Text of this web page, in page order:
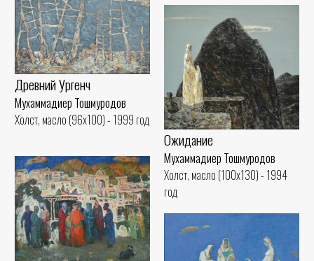
Древний Ургенч
Мухаммадиер Тошмуродов
Холст, масло (96x100) - 1999 год
Ожидание
Мухаммадиер Тошмуродов
Холст, масло (100x130) - 1994
год